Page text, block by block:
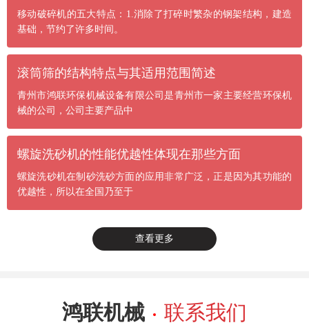
移动破碎机的五大特点：1.消除了打碎时繁杂的钢架结构，建造
基础，节约了许多时间。
滚筒筛的结构特点与其适用范围简述
青州市鸿联环保机械设备有限公司是青州市一家主要经营环保机
械的公司，公司主要产品中
螺旋洗砂机的性能优越性体现在那些方面
螺旋洗砂机在制砂洗砂方面的应用非常广泛，正是因为其功能的
优越性，所以在全国乃至于
查看更多
鸿联机械 联系我们